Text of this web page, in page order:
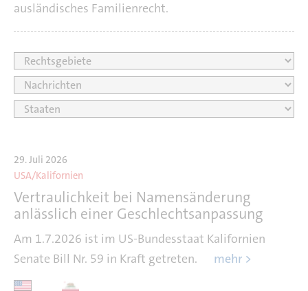
ausländisches Familienrecht.
29. Juli 2026
USA/Kalifornien
Vertraulichkeit bei Namensänderung
anlässlich einer Geschlechtsanpassung
Am 1.7.2026 ist im US-Bundesstaat Kalifornien
Senate Bill Nr. 59 in Kraft getreten.
mehr >